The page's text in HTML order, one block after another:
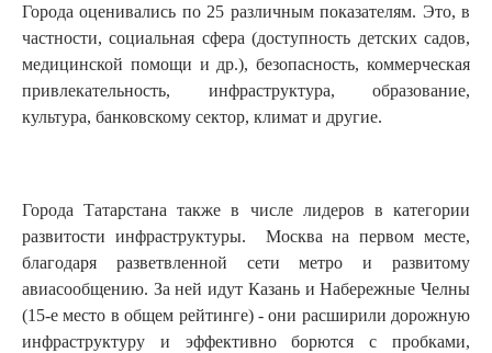
Города оценивались по 25 различным показателям. Это, в
частности, социальная сфера (доступность детских садов,
медицинской помощи и др.), безопасность, коммерческая
привлекательность, инфраструктура, образование,
культура, банковскому сектор, климат и другие.
Города Татарстана также в числе лидеров в категории
развитости инфраструктуры. Москва на первом месте,
благодаря разветвленной сети метро и развитому
авиасообщению. За ней идут Казань и Набережные Челны
(15-е место в общем рейтинге) - они расширили дорожную
инфраструктуру и эффективно борются с пробками,